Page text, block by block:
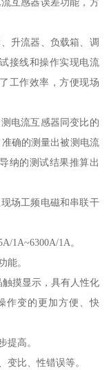
升流器、负载箱、调
接线和操作实现电流
工作效率，方便现场
电流互感器同变比的
确的测量出被测电流
纳的测试结果推算出
场工频电磁和串联干
1A~6300A/1A。
能。
摸显示，具有人性化
作变的更加方便、快
提高。
变比、性错误等。